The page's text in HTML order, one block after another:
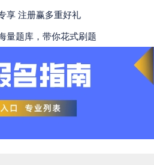
享 注册赢多重好礼
量题库，带你花式刷题